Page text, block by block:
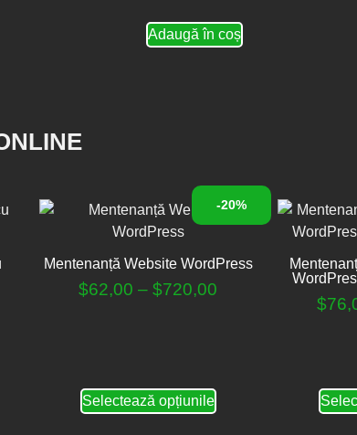
Adaugă în coș
-20%
Mentenanță Website WordPress
$62,00 – $720,00
Selectează opțiunile
$